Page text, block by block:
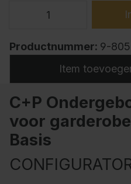
Productnummer: 9-
Item
C+P
voor
Basis